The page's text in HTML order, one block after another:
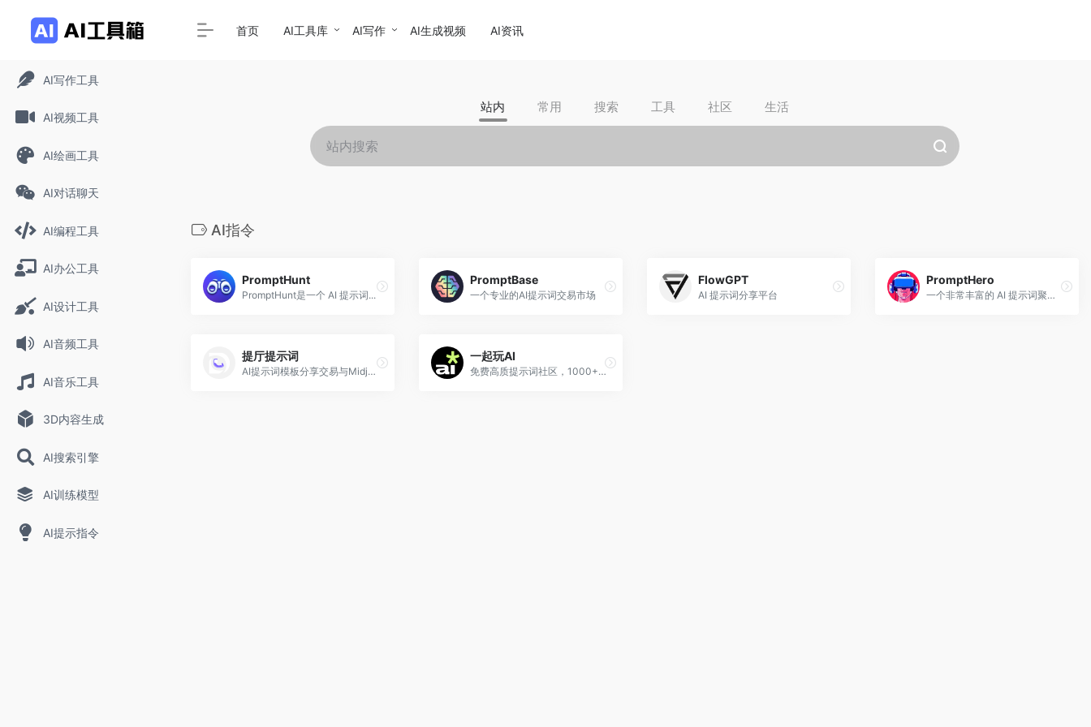
AI写作工具
AI视频工具
AI绘画工具
AI对话聊天
AI编程工具
AI办公工具
AI设计工具
AI音频工具
AI音乐工具
3D内容生成
AI搜索引擎
AI训练模型
AI提示指令
首页 AI工具库 AI写作 AI生成视频 AI资讯
站内 常用 搜索 工具 社区 生活
AI指令
PromptHunt
PromptHunt是一个 AI 提示词...
PromptBase
一个专业的AI提示词交易市场
FlowGPT
AI 提示词分享平台
PromptHero
一个非常丰富的 AI 提示词聚合网站
提厅提示词
AI提示词模板分享交易与Midjourney AI绘画于一体的一站式AI创作平台
一起玩AI
免费高质提示词社区，1000+可视化提示词工具